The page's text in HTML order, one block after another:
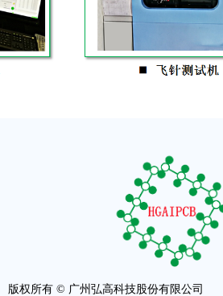
版权所有 © 广州弘高科技股份有限公司